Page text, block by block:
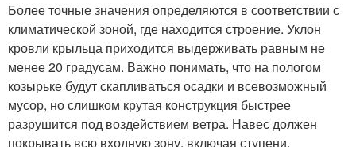
Более точные значения определяются в соответствии с
климатической зоной, где находится строение. Уклон
кровли крыльца приходится выдерживать равным не
менее 20 градусам. Важно понимать, что на пологом
козырьке будут скапливаться осадки и всевозможный
мусор, но слишком крутая конструкция быстрее
разрушится под воздействием ветра. Навес должен
покрывать всю входную зону, включая ступени.